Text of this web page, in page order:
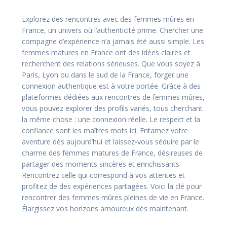
Explorez des rencontres avec des femmes mûres en
France, un univers où l’authenticité prime. Chercher une
compagne d’expérience n’a jamais été aussi simple. Les
femmes matures en France ont des idées claires et
recherchent des relations sérieuses. Que vous soyez à
Paris, Lyon ou dans le sud de la France, forger une
connexion authentique est à votre portée. Grâce à des
plateformes dédiées aux rencontres de femmes mûres,
vous pouvez explorer des profils variés, tous cherchant
la même chose : une connexion réelle. Le respect et la
confiance sont les maîtres mots ici. Entamez votre
aventure dès aujourd’hui et laissez-vous séduire par le
charme des femmes matures de France, désireuses de
partager des moments sincères et enrichissants.
Rencontrez celle qui correspond à vos attentes et
profitez de des expériences partagées. Voici la clé pour
rencontrer des femmes mûres pleines de vie en France.
Élargissez vos horizons amoureux dès maintenant.